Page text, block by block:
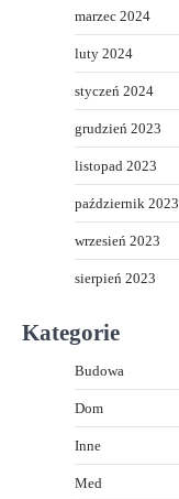
marzec 2024
luty 2024
styczeń 2024
grudzień 2023
listopad 2023
październik 2023
wrzesień 2023
sierpień 2023
Kategorie
Budowa
Dom
Inne
Med